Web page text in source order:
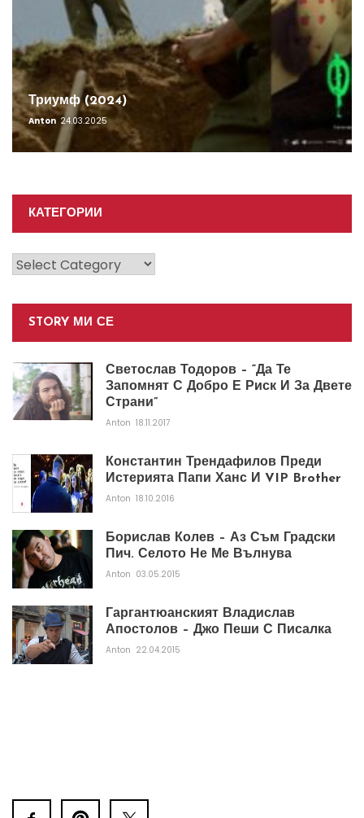
Триумф (2024)
Anton 24.03.2025
КАТЕГОРИИ
Категории
STORY МИ СЕ
Светослав Тодоров – “Да Те
Запомнят С Добро Е Риск И За Двете
Страни”
Anton 18.11.2017
Константин Трендафилов Преди
Истерията Папи Ханс И VIP Brother
Anton 18.10.2016
Борислав Колев – Аз Съм Градски
Пич. Селото Не Ме Вълнува
Anton 03.05.2015
Гаргантюанският Владислав
Апостолов – Джо Пеши С Писалка
Anton 22.04.2015